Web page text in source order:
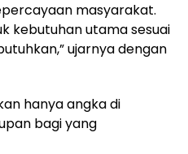
masyarakat.
kebutuhan utama sesuai
ujarnya dengan
hanya angka di
bagi yang